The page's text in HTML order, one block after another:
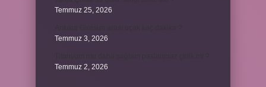
Temmuz 25, 2026
Temmuz 3, 2026
Temmuz 2, 2026